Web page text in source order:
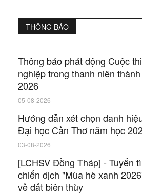
THÔNG BÁO
Thông báo phát động Cuộc
nghiệp trong thanh niên
2026
05-08-2026
Hướng dẫn xét chọn danh
Đại học Cần Thơ năm học
03-08-2026
[LCHSV Đồng Tháp] - Tuyển
chiến dịch "Mùa hè xanh
về đất biên thùy